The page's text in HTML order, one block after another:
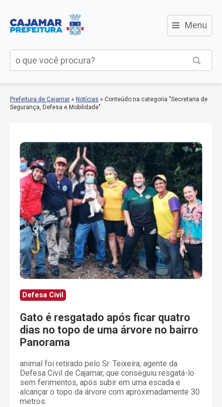
≡ Menu
Prefeitura de Cajamar » Notícias » Conteúdo na categoria "Secretaria de
Segurança, Defesa e Mobilidade"
Defesa Civil
Gato é resgatado após ficar quatro
dias no topo de uma árvore no bairro
Panorama
animal foi retirado pelo Sr. Teixeira, agente da
Defesa Civil de Cajamar, que conseguiu resgatá-lo
sem ferimentos, após subir em uma escada e
alcançar o topo da árvore com aproximadamente 30
metros.